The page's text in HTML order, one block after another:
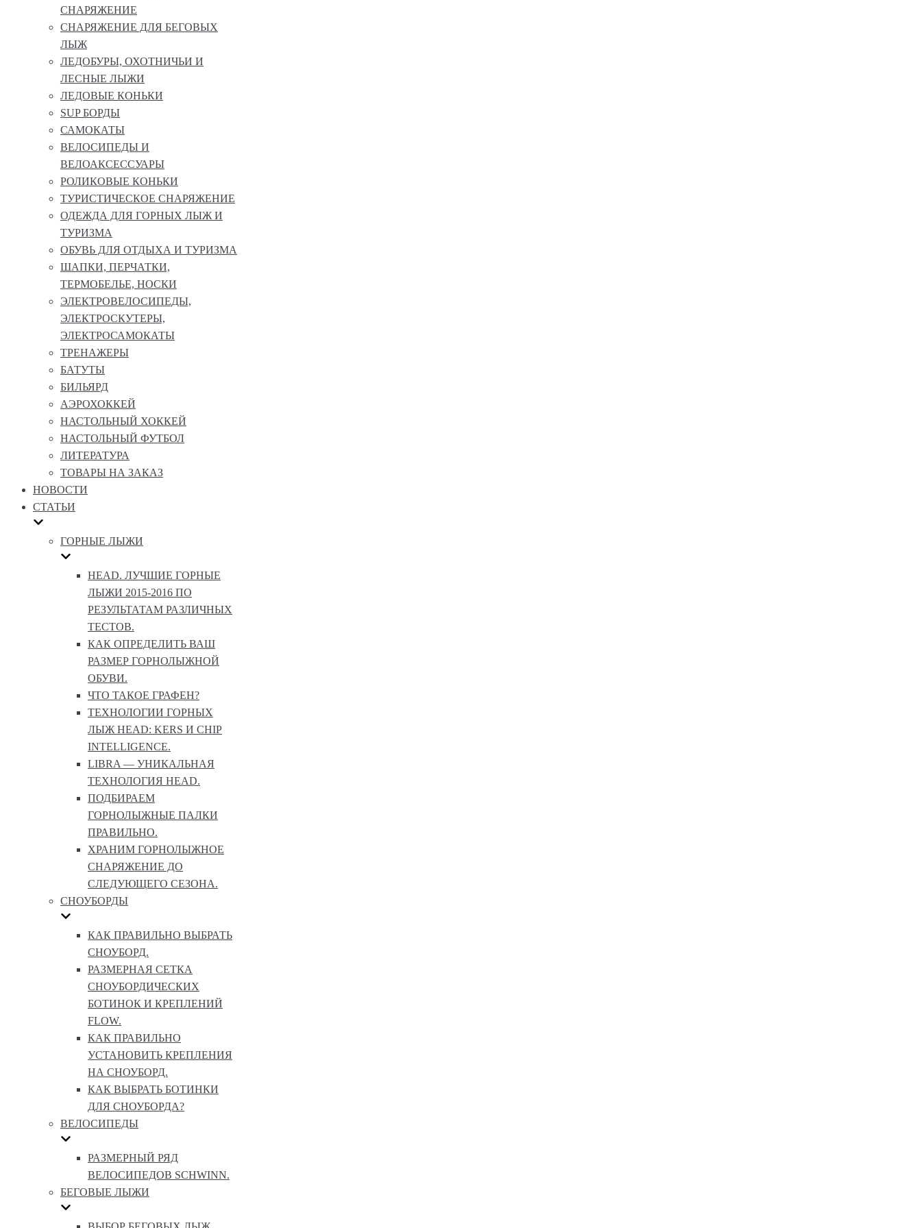
СНАРЯЖЕНИЕ
СНАРЯЖЕНИЕ ДЛЯ БЕГОВЫХ
ЛЫЖ
ЛЕДОБУРЫ, ОХОТНИЧЬИ И
ЛЕСНЫЕ ЛЫЖИ
ЛЕДОВЫЕ КОНЬКИ
SUP БОРДЫ
САМОКАТЫ
ВЕЛОСИПЕДЫ И
ВЕЛОАКСЕССУАРЫ
РОЛИКОВЫЕ КОНЬКИ
ТУРИСТИЧЕСКОЕ СНАРЯЖЕНИЕ
ОДЕЖДА ДЛЯ ГОРНЫХ ЛЫЖ И
ТУРИЗМА
ОБУВЬ ДЛЯ ОТДЫХА И ТУРИЗМА
ШАПКИ, ПЕРЧАТКИ,
ТЕРМОБЕЛЬЕ, НОСКИ
ЭЛЕКТРОВЕЛОСИПЕДЫ,
ЭЛЕКТРОСКУТЕРЫ,
ЭЛЕКТРОСАМОКАТЫ
ТРЕНАЖЕРЫ
БАТУТЫ
БИЛЬЯРД
АЭРОХОККЕЙ
НАСТОЛЬНЫЙ ХОККЕЙ
НАСТОЛЬНЫЙ ФУТБОЛ
ЛИТЕРАТУРА
ТОВАРЫ НА ЗАКАЗ
НОВОСТИ
СТАТЬИ
ГОРНЫЕ ЛЫЖИ
HEAD. ЛУЧШИЕ ГОРНЫЕ
ЛЫЖИ 2015-2016 ПО
РЕЗУЛЬТАТАМ РАЗЛИЧНЫХ
ТЕСТОВ.
КАК ОПРЕДЕЛИТЬ ВАШ
РАЗМЕР ГОРНОЛЫЖНОЙ
ОБУВИ.
ЧТО ТАКОЕ ГРАФЕН?
ТЕХНОЛОГИИ ГОРНЫХ
ЛЫЖ HEAD: KERS И CHIP
INTELLIGENCE.
LIBRA — УНИКАЛЬНАЯ
ТЕХНОЛОГИЯ HEAD.
ПОДБИРАЕМ
ГОРНОЛЫЖНЫЕ ПАЛКИ
ПРАВИЛЬНО.
ХРАНИМ ГОРНОЛЫЖНОЕ
СНАРЯЖЕНИЕ ДО
СЛЕДУЮЩЕГО СЕЗОНА.
СНОУБОРДЫ
КАК ПРАВИЛЬНО ВЫБРАТЬ
СНОУБОРД.
РАЗМЕРНАЯ СЕТКА
СНОУБОРДИЧЕСКИХ
БОТИНОК И КРЕПЛЕНИЙ
FLOW.
КАК ПРАВИЛЬНО
УСТАНОВИТЬ КРЕПЛЕНИЯ
НА СНОУБОРД.
КАК ВЫБРАТЬ БОТИНКИ
ДЛЯ СНОУБОРДА?
ВЕЛОСИПЕДЫ
РАЗМЕРНЫЙ РЯД
ВЕЛОСИПЕДОВ SCHWINN.
БЕГОВЫЕ ЛЫЖИ